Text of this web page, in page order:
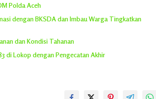
Polda Aceh
dengan BKSDA dan Imbau Warga Tingkatkan
dan Kondisi Tahanan
di Lokop dengan Pengecatan Akhir